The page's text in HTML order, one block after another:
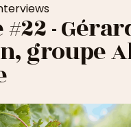
-
groupe